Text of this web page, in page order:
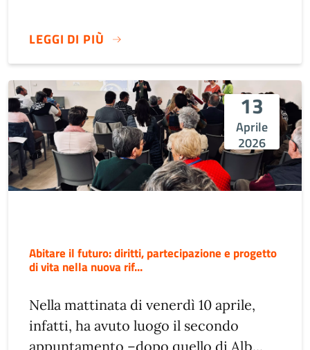
LEGGI DI PIÙ
13
Aprile
2026
Abitare il futuro: diritti, partecipazione e progetto
di vita nella nuova rif...
Nella mattinata di venerdì 10 aprile,
infatti, ha avuto luogo il secondo
appuntamento –dopo quello di Alb...